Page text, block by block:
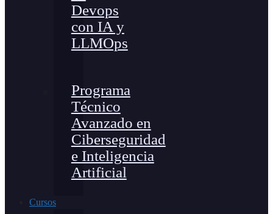
Devops
con IA y
LLMOps
Programa
Técnico
Avanzado en
Ciberseguridad
e Inteligencia
Artificial
Cursos